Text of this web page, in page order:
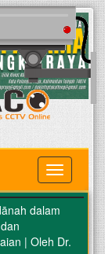
MENU
dalam
| Oleh Dr.